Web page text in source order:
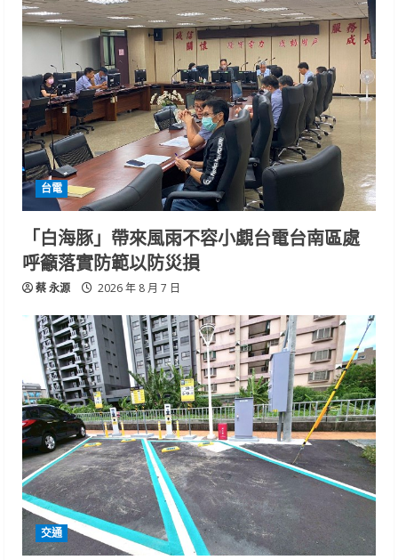
台電
「白海豚」帶來風雨不容小覷台電台南區處
呼籲落實防範以防災損
蔡 永源 2026 年 8 月 7 日
交通